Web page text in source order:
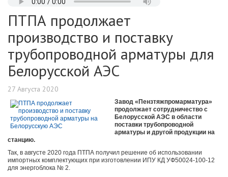
ПТПА продолжает
производство и поставку
трубопроводной арматуры для
Белорусской АЭС
27 Августа 2020
Завод «Пензтяжпромарматура»
продолжает сотрудничество с
Белорусской АЭС в области
поставки трубопроводной
арматуры и другой продукции на
станцию.
Так, в августе 2020 года ПТПА получил решение об использовании
импортных комплектующих при изготовлении ИПУ КД УФ50024-100-12
для энергоблока № 2.